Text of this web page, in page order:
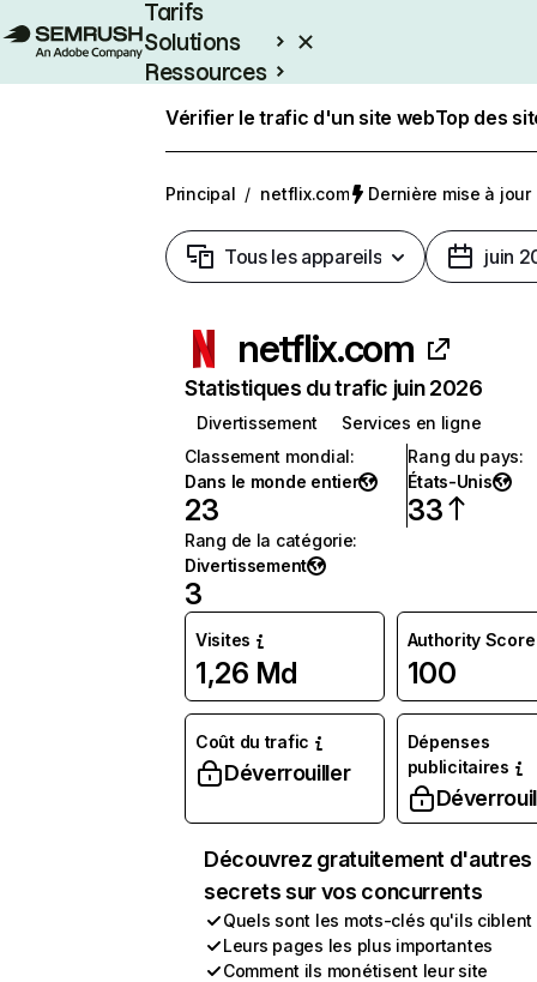
Tarifs
Solutions
Ressources
Vérifier le trafic d'un site webTop des
Principal / netflix.com Dernière mise à jour
Tous les appareils juin
netflix.com
Statistiques du trafic juin 2026
Divertissement
Services en ligne
Classement mondial:
Dans le monde entier
23
Rang du pays:
États-Unis
33
Rang de la catégorie:
Divertissement
3
Visites
1,26 Md
Authority Score
100
Coût du trafic
Déverrouiller
Dépenses
publicitaires
Découvrez gratuitement d'autres
secrets sur vos concurrents
Quels sont les mots-clés qu'ils ciblent
Leurs pages les plus importantes
Comment ils monétisent leur site